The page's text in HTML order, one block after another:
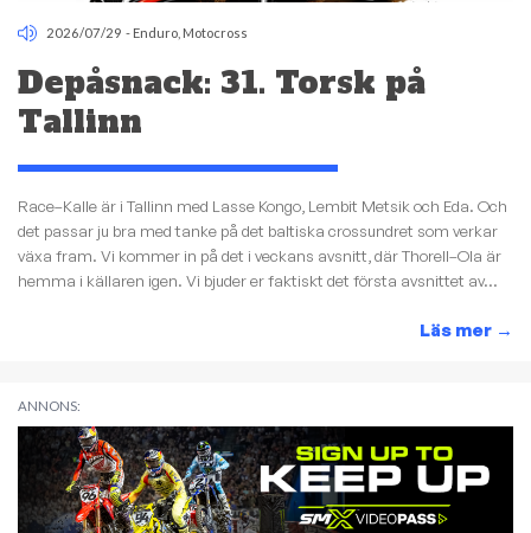
2026/07/29 - Enduro Motocross
Depåsnack: 31. Torsk på
Tallinn
Race–Kalle är i Tallinn med Lasse Kongo, Lembit Metsik och Eda. Och
det passar ju bra med tanke på det baltiska crossundret som verkar
växa fram. Vi kommer in på det i veckans avsnitt, där Thorell–Ola är
hemma i källaren igen. Vi bjuder er faktiskt det första avsnittet av...
Läs mer →
ANNONS: